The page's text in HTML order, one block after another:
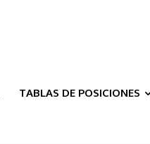
TABLAS DE POSICIONES